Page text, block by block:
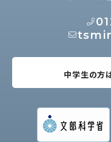
中学生の方